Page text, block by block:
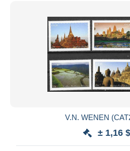
Livraison gratuite
Méthodes de paiement
PayPal
Virement bancaire
Visa
Mastercard
iDealV.N. WENEN
± 1,16